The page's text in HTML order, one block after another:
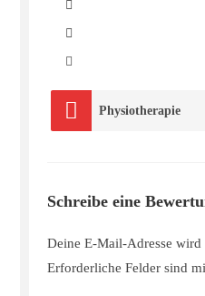
Physiotherapie
Schreibe eine
Deine E-Mail-Adresse
Erforderliche Felder sind